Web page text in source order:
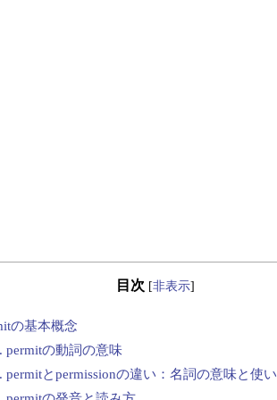
目次 [非表示]
の基本概念
permitの動詞の意味
permitとpermissionの違い：名詞の意味と使